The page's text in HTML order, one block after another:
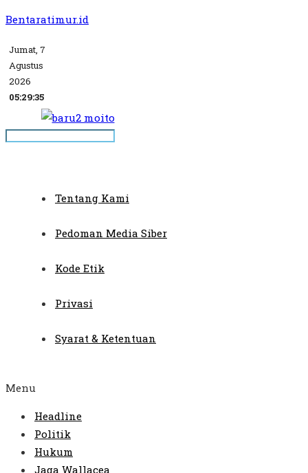
Bentaratimur.id
Jumat, 7
Agustus
2026
05:29:35
Tentang Kami
Pedoman Media Siber
Kode Etik
Privasi
Syarat & Ketentuan
Menu
Headline
Politik
Hukum
Jaga Wallacea